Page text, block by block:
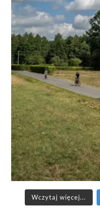
Wczytaj więcej...